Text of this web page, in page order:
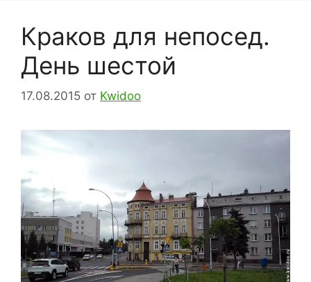
Краков для непосед.
День шестой
17.08.2015 от Kwidoo